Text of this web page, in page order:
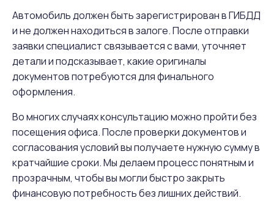
Автомобиль должен быть зарегистрирован в ГИБДД
и не должен находиться в залоге. После отправки
заявки специалист связывается с вами, уточняет
детали и подсказывает, какие оригиналы
документов потребуются для финального
оформления.
Во многих случаях консультацию можно пройти без
посещения офиса. После проверки документов и
согласования условий вы получаете нужную сумму в
кратчайшие сроки. Мы делаем процесс понятным и
прозрачным, чтобы вы могли быстро закрыть
финансовую потребность без лишних действий.